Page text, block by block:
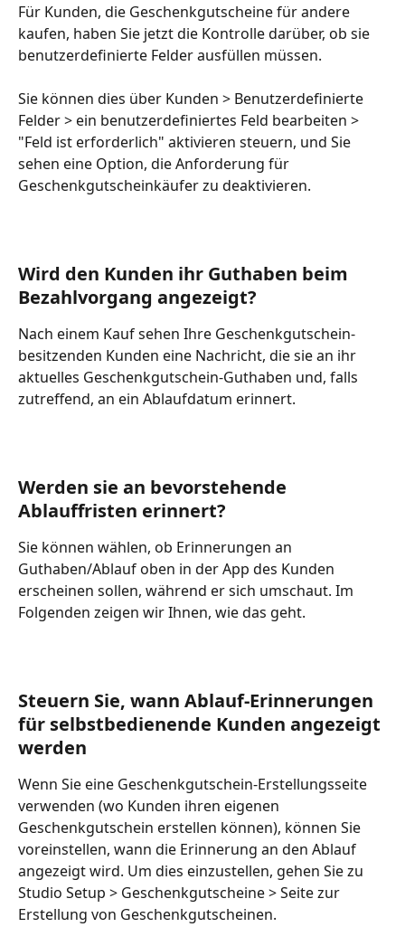
Für Kunden, die Geschenkgutscheine für andere
kaufen, haben Sie jetzt die Kontrolle darüber, ob sie
benutzerdefinierte Felder ausfüllen müssen.
Sie können dies über Kunden > Benutzerdefinierte
Felder > ein benutzerdefiniertes Feld bearbeiten >
"Feld ist erforderlich" aktivieren steuern, und Sie
sehen eine Option, die Anforderung für
Geschenkgutscheinkäufer zu deaktivieren.
Wird den Kunden ihr Guthaben beim
Bezahlvorgang angezeigt?
Nach einem Kauf sehen Ihre Geschenkgutschein-
besitzenden Kunden eine Nachricht, die sie an ihr
aktuelles Geschenkgutschein-Guthaben und, falls
zutreffend, an ein Ablaufdatum erinnert.
Werden sie an bevorstehende
Ablauffristen erinnert?
Sie können wählen, ob Erinnerungen an
Guthaben/Ablauf oben in der App des Kunden
erscheinen sollen, während er sich umschaut. Im
Folgenden zeigen wir Ihnen, wie das geht.
Steuern Sie, wann Ablauf-Erinnerungen
für selbstbedienende Kunden angezeigt
werden
Wenn Sie eine Geschenkgutschein-Erstellungsseite
verwenden (wo Kunden ihren eigenen
Geschenkgutschein erstellen können), können Sie
voreinstellen, wann die Erinnerung an den Ablauf
angezeigt wird. Um dies einzustellen, gehen Sie zu
Studio Setup > Geschenkgutscheine > Seite zur
Erstellung von Geschenkgutscheinen.